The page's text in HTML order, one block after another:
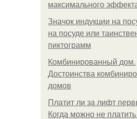
максимального
Значок индукции на
на посуде или
пиктограмм
Комбинированный дом.
Достоинства
домов
Платит ли за лифт
Когда можно не